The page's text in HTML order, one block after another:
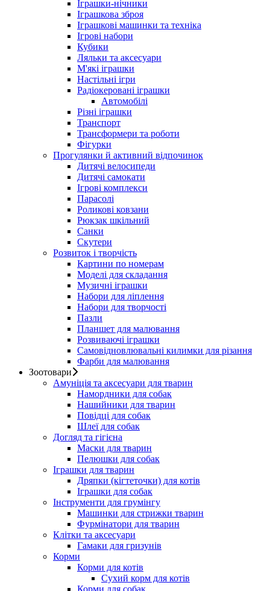
Іграшки-нічники
Іграшкова зброя
Іграшкові машинки та техніка
Ігрові набори
Кубики
Ляльки та аксесуари
М'які іграшки
Настільні ігри
Радіокеровані іграшки
Автомобілі
Різні іграшки
Транспорт
Трансформери та роботи
Фігурки
Прогулянки й активний відпочинок
Дитячі велосипеди
Дитячі самокати
Ігрові комплекси
Парасолі
Роликові ковзани
Рюкзак шкільний
Санки
Скутери
Розвиток і творчість
Картини по номерам
Моделі для складання
Музичні іграшки
Набори для ліплення
Набори для творчості
Пазли
Планшет для малювання
Розвиваючі іграшки
Самовідновлювальні килимки для різання
Фарби для малювання
Зоотовари
Амуніція та аксесуари для тварин
Намордники для собак
Нашийники для тварин
Повідці для собак
Шлеї для собак
Догляд та гігієна
Маски для тварин
Пелюшки для собак
Іграшки для тварин
Дряпки (кігтеточки) для котів
Іграшки для собак
Інструменти для грумінгу
Машинки для стрижки тварин
Фурмінатори для тварин
Клітки та аксесуари
Гамаки для гризунів
Корми
Корми для котів
Сухий корм для котів
Корми для собак